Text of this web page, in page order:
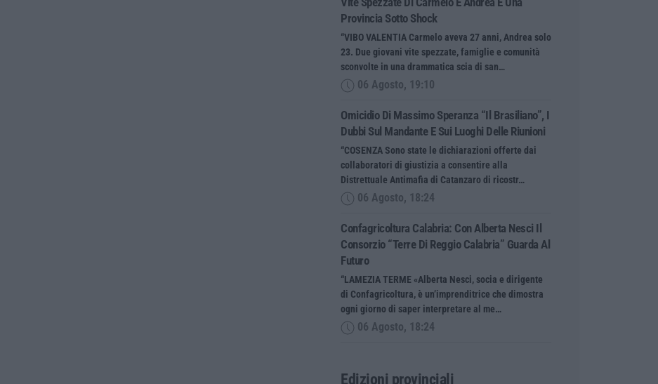
Provincia Sotto Shock
“VIBO VALENTIA Carmelo aveva 27 anni, Andrea solo
23. Due giovani vite spezzate, famiglie e comunità
sconvolte in una drammatica scia di san…
06 Agosto, 19:10
Omicidio Di Massimo Speranza “il Brasiliano”, I
Dubbi Sul Mandante E Sui Luoghi Delle Riunioni
“COSENZA Sono state le dichiarazioni offerte dai
collaboratori di giustizia a consentire alla
Distrettuale Antimafia di Catanzaro di ricostr…
06 Agosto, 18:24
Confagricoltura Calabria: Con Alberta Nesci Il
Consorzio “Terre Di Reggio Calabria” Guarda Al
Futuro
“LAMEZIA TERME «Alberta Nesci, socia e dirigente
di Confagricoltura, è un’imprenditrice che dimostra
ogni giorno di saper interpretare al me…
06 Agosto, 18:24
Edizioni provinciali